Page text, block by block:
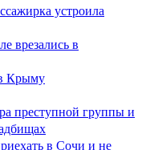
устроила
врезались в
Крыму
преступной группы и
в Сочи и не